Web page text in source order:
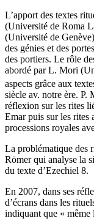
L’apport des textes
(Université de Roma
(Université de
des génies et des
des portiers. Le rôle
abordé par L. Mori
aspects grâce aux
siècle av. notre ère. P.
réflexion sur les rites
Emar puis sur les rites
processions royales
La problématique des
Römer qui analyse la
du texte d’Ezechiel 8.
En 2007, dans ses
d’écrans dans les
indiquant que «